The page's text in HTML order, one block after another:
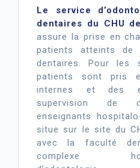
Le service
dentaires du CHU
assure la prise en
patients atteints de
dentaires. Pour les
patients sont pris
internes et des
supervision de
enseignants
situe sur le site du
avec la faculté
complexe